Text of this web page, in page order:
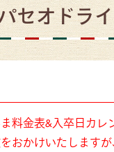
セオドラ
料金表&入卒日カレ
おかけいたします